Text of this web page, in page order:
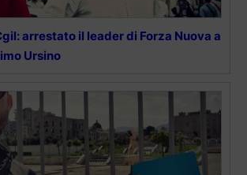
arrestato il leader di Forza Nuova a
Ursino